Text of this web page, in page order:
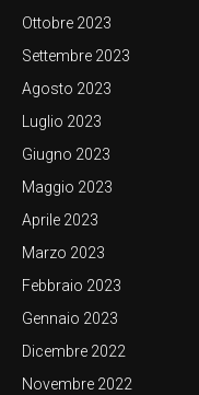
Ottobre 2023
Settembre 2023
Agosto 2023
Luglio 2023
Giugno 2023
Maggio 2023
Aprile 2023
Marzo 2023
Febbraio 2023
Gennaio 2023
Dicembre 2022
Novembre 2022